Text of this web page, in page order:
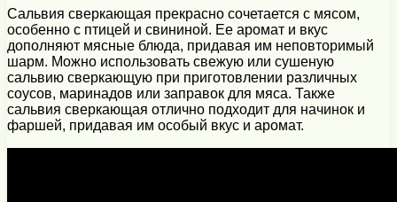
Сальвия сверкающая прекрасно сочетается с мясом,
особенно с птицей и свининой. Ее аромат и вкус
дополняют мясные блюда, придавая им неповторимый
шарм. Можно использовать свежую или сушеную
сальвию сверкающую при приготовлении различных
соусов, маринадов или заправок для мяса. Также
сальвия сверкающая отлично подходит для начинок и
фаршей, придавая им особый вкус и аромат.